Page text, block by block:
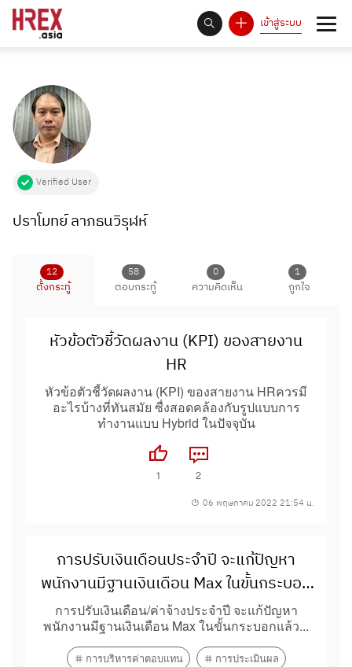
เข้าสู่ระบบ
Verified User
ปราโมทย์ ลาภธนวิรุฬห์
12
ตั้งกระทู้
58
ตอบกระทู้
0
ความคิดเห็น
1
ถูกใจ
หัวข้อตัวชี้วัดผลงาน (KPI) ของสายงาน
HR
หัวข้อตัวชี้วัดผลงาน (KPI) ของสายงาน HRควรมี
อะไรบ้างที่ทันสมัย ซื่งสอดคล้องกับรูปแบบการ
ทำงานแบบ Hybrid ในปัจจุบัน
1 2
06 พฤษภาคม 2022 21:54 น.
การปรับเงินเดือนประจำปี จะแก้ปัญหา
พนักงานมีฐานเงินเดือน Max ในขั้นกระบอก
แล้ว จะต้องแก้ไขอย่างไร
การปรับเงินเดือน/ค่าจ้างประจำปี จะแก้ปัญหา
พนักงานมีฐานเงินเดือน Max ในขั้นกระบอกแล้ว...
การบริหารค่าตอบแทน
การประเมินผล